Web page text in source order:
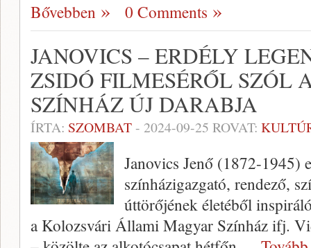
Bővebben 0 Comments
JANOVICS – ERDÉLY
ZSIDÓ FILMESÉRŐL SZÓL
SZÍNHÁZ ÚJ DARABJA
ÍRTA: SZOMBAT- 2024-09-25 ROVAT:
Janovics Jenő (1872-1945)
színházigazgató, rendező,
úttörőjének életéből
a Kolozsvári Állami Magyar Színház ifj.